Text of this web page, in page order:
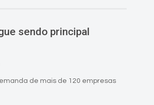
sendo principal
de mais de 120 empresas